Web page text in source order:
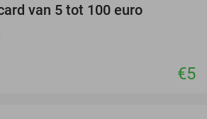
van 5 tot 100 euro
€5